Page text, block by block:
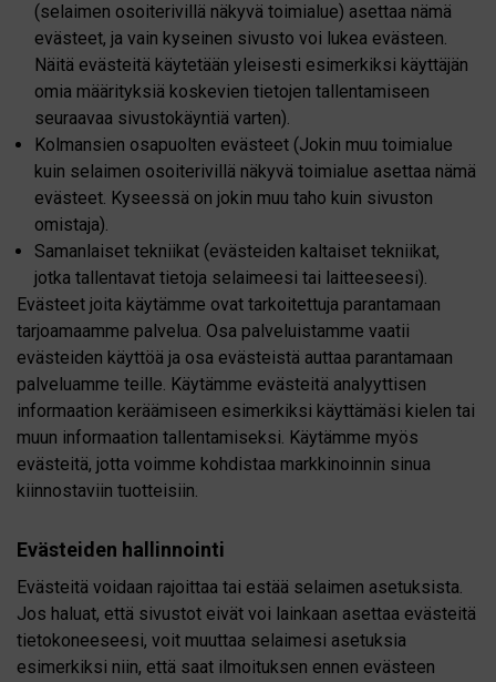
(selaimen osoiterivillä näkyvä toimialue) asettaa nämä
evästeet, ja vain kyseinen sivusto voi lukea evästeen.
Näitä evästeitä käytetään yleisesti esimerkiksi käyttäjän
omia määrityksiä koskevien tietojen tallentamiseen
seuraavaa sivustokäyntiä varten).
Kolmansien osapuolten evästeet (Jokin muu toimialue
kuin selaimen osoiterivillä näkyvä toimialue asettaa nämä
evästeet. Kyseessä on jokin muu taho kuin sivuston
omistaja).
Samanlaiset tekniikat (evästeiden kaltaiset tekniikat,
jotka tallentavat tietoja selaimeesi tai laitteeseesi).
Evästeet joita käytämme ovat tarkoitettuja parantamaan
tarjoamaamme palvelua. Osa palveluistamme vaatii
evästeiden käyttöä ja osa evästeistä auttaa parantamaan
palveluamme teille. Käytämme evästeitä analyyttisen
informaation keräämiseen esimerkiksi käyttämäsi kielen tai
muun informaation tallentamiseksi. Käytämme myös
evästeitä, jotta voimme kohdistaa markkinoinnin sinua
kiinnostaviin tuotteisiin.
Evästeiden hallinnointi
Evästeitä voidaan rajoittaa tai estää selaimen asetuksista.
Jos haluat, että sivustot eivät voi lainkaan asettaa evästeitä
tietokoneeseesi, voit muuttaa selaimesi asetuksia
esimerkiksi niin, että saat ilmoituksen ennen evästeen